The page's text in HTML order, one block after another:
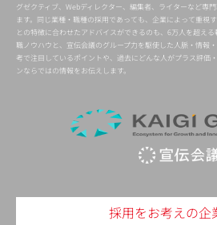
グゼクティブ、Webディレクター、編集者、ライターなど専
ます。同じ業種・職種の採用であっても、企業によって重視
との特徴に合わせたアドバイスができるのも、6万人を超え
職ノウハウと、宣伝会議のグループ力を駆使した人脈・情報
考で注目しているポイントや、過去にどんな人がプラス評価
ンならではの情報をお伝えします。
採用をお考えの企